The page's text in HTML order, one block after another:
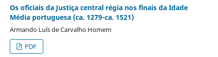
Os oficiais da Justiça central régia nos finais da Idade
Média portuguesa (ca. 1279-ca. 1521)
Armando Luís de Carvalho Homem
PDF